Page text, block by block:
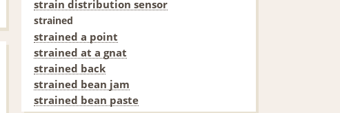
strain distribution sensor
strained
strained a point
strained at a gnat
strained back
strained bean jam
strained bean paste